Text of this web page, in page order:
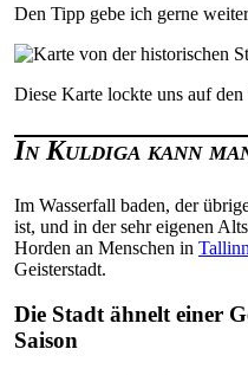
Den Tipp gebe ich gerne
Diese Karte lockte uns auf
In Kuldiga kann
Im Wasserfall baden, der
ist, und in der sehr eigenen
Horden an Menschen in Tallinn
Geisterstadt.
Die Stadt ähnelt einer
Saison